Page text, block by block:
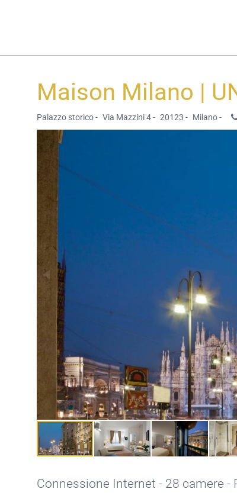
Maison Milano |
Palazzo storico - Via Mazzini 4 - 20123 - Milano -
Connessione Internet - 28 camere -